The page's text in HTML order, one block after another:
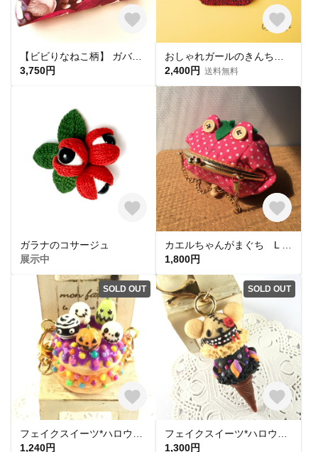
【ビビりなねこ柄】 ガバっ！と開くがま口ポーチ ・ 化粧ポーチ ・大き目ペンケース（ USAコットン）
3,750円
2,400円 送料無料
ガラナのコサージュ
展示中
1,800円
SOLD OUT
1,240円
SOLD OUT
1,300円